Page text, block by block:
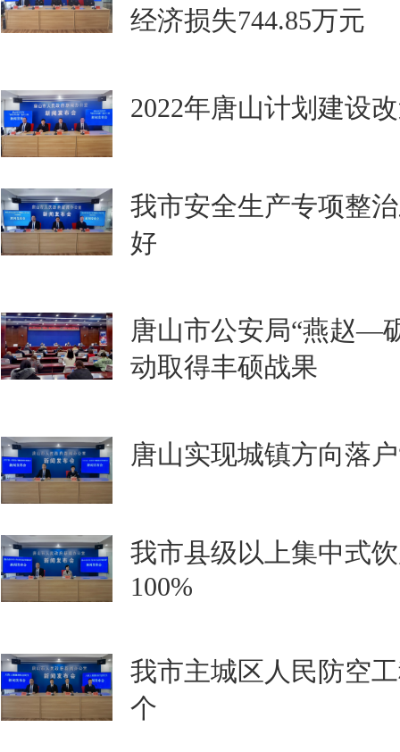
经济损失744.85万元
2022年唐山计划建设
我市安全生产专项整
好
唐山市公安局“燕赵—
动取得丰硕战果
唐山实现城镇方向落
我市县级以上集中式
100%
我市主城区人民防空
个